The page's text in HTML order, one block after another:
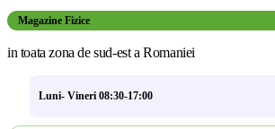
Magazine Fizice
in toata zona de sud-est a Romaniei
Luni- Vineri 08:30-17:00